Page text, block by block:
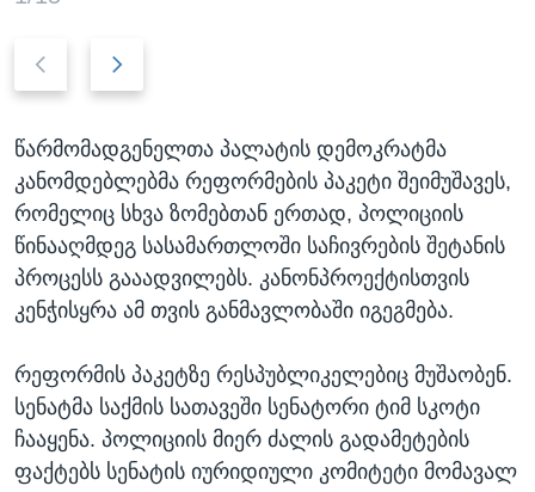
r
v
i
o
u
s
s
i
d
e
e
t
s
l
i
d
e
წარმომადგენელთა პალატის დემოკრატმა
კანომდებლებმა რეფორმების პაკეტი შეიმუშავეს,
რომელიც სხვა ზომებთან ერთად, პოლიციის
წინააღმდეგ სასამართლოში საჩივრების შეტანის
პროცესს გააადვილებს. კანონპროექტისთვის
კენჭისყრა ამ თვის განმავლობაში იგეგმება.
რეფორმის პაკეტზე რესპუბლიკელებიც მუშაობენ.
სენატმა საქმის სათავეში სენატორი ტიმ სკოტი
ჩააყენა. პოლიციის მიერ ძალის გადამეტების
ფაქტებს სენატის იურიდიული კომიტეტი მომავალ